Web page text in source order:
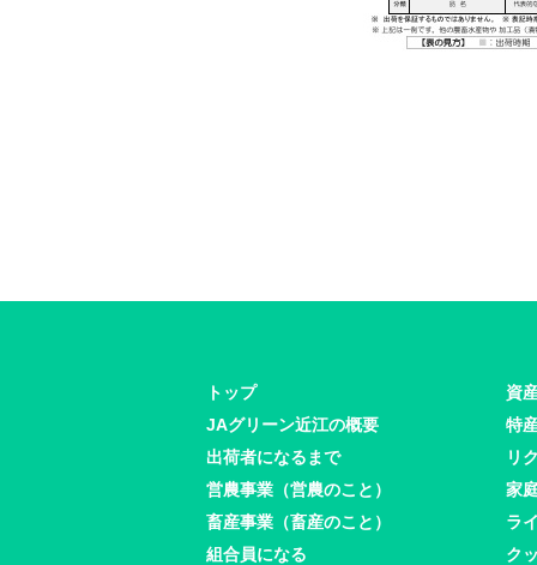
トップ
JAグリーン近江の概要
出荷者になるまで
営農事業（営農のこと）
畜産事業（畜産のこと）
組合員になる
資
特
リ
家
ラ
ク